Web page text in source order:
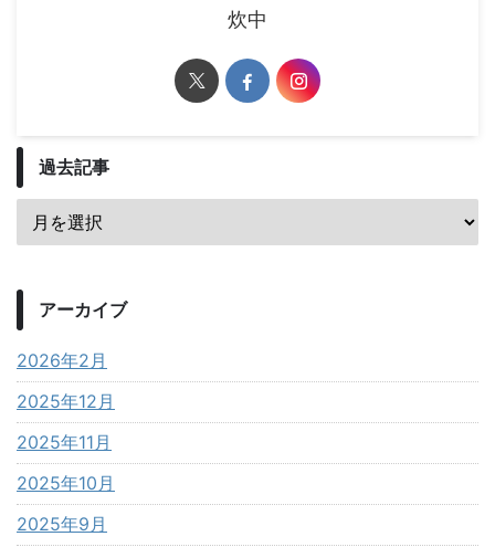
炊中
過去記事
アーカイブ
2026年2月
2025年12月
2025年11月
2025年10月
2025年9月